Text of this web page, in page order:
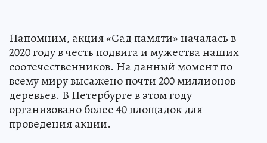
Напомним, акция «Сад памяти» началась в
2020 году в честь подвига и мужества наших
соотечественников. На данный момент по
всему миру высажено почти 200 миллионов
деревьев. В Петербурге в этом году
организовано более 40 площадок для
проведения акции.